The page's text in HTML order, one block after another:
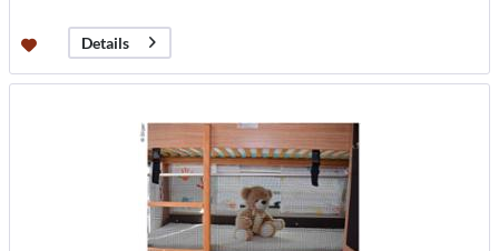
Details